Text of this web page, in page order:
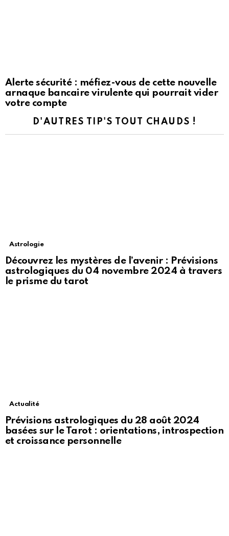
Alerte sécurité : méfiez-vous de cette nouvelle
arnaque bancaire virulente qui pourrait vider
votre compte
D'AUTRES TIP'S TOUT CHAUDS !
Astrologie
Découvrez les mystères de l’avenir : Prévisions
astrologiques du 04 novembre 2024 à travers
le prisme du tarot
Actualité
Prévisions astrologiques du 28 août 2024
basées sur le Tarot : orientations, introspection
et croissance personnelle